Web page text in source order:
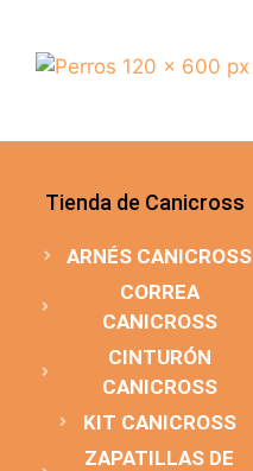
Tienda de Canicross
ARNÉS CANICROSS
CORREA
CANICROSS
CINTURÓN
CANICROSS
KIT CANICROSS
ZAPATILLAS DE